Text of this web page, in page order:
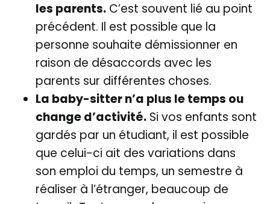
les parents. C’est souvent lié au point
précédent. Il est possible que la
personne souhaite démissionner en
raison de désaccords avec les
parents sur différentes choses.
La baby-sitter n’a plus le temps ou
change d’activité. Si vos enfants sont
gardés par un étudiant, il est possible
que celui-ci ait des variations dans
son emploi du temps, un semestre à
réaliser à l’étranger, beaucoup de